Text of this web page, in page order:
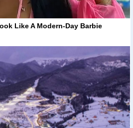
Like A Modern-Day Barbie